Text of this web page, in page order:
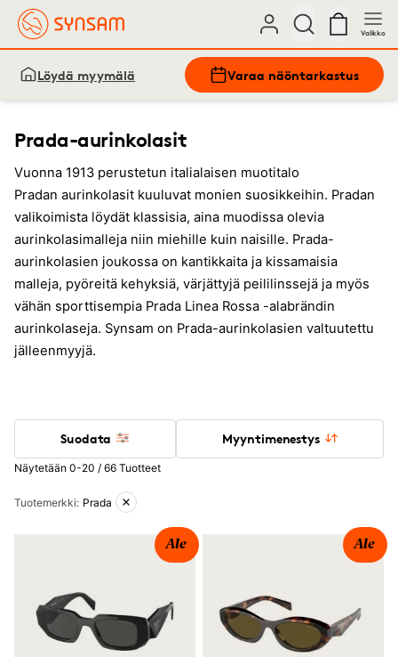
Valikko
Löydä myymälä Varaa näöntarkastus
Prada-aurinkolasit
Vuonna 1913 perustetun italialaisen muotitalo
Pradan aurinkolasit kuuluvat monien suosikkeihin. Pradan
valikoimista löydät klassisia, aina muodissa olevia
aurinkolasimalleja niin miehille kuin naisille. Prada-
aurinkolasien joukossa on kantikkaita ja kissamaisia
malleja, pyöreitä kehyksiä, värjättyjä peililinssejä ja myös
vähän sporttisempia Prada Linea Rossa -alabrändin
aurinkolaseja. Synsam on Prada-aurinkolasien valtuutettu
jälleenmyyjä.
Suodata Myyntimenestys
Näytetään 0-20 / 66 Tuotteet
Aktiiviset suodattimet
Tuotemerkki: Prada
Ale Ale